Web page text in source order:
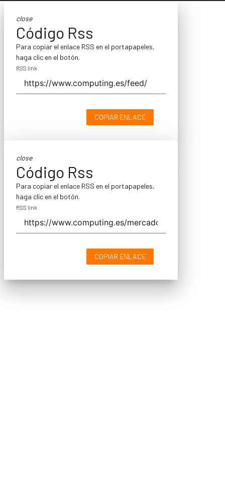
close
Código Rss
Para copiar el enlace RSS en el portapapeles,
haga clic en el botón.
RSS link
COPIAR ENLACE
close
Código Rss
Para copiar el enlace RSS en el portapapeles,
haga clic en el botón.
RSS link
COPIAR ENLACE